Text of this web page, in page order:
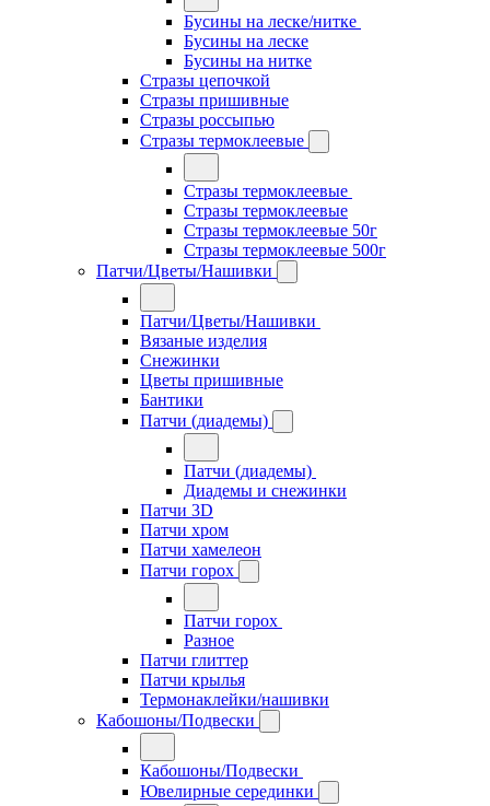
Бусины на леске/нитке
Бусины на леске
Бусины на нитке
Стразы цепочкой
Стразы пришивные
Стразы россыпью
Стразы термоклеевые
Стразы термоклеевые
Стразы термоклеевые
Стразы термоклеевые 50г
Стразы термоклеевые 500г
Патчи/Цветы/Нашивки
Патчи/Цветы/Нашивки
Вязаные изделия
Снежинки
Цветы пришивные
Бантики
Патчи (диадемы)
Патчи (диадемы)
Диадемы и снежинки
Патчи 3D
Патчи хром
Патчи хамелеон
Патчи горох
Патчи горох
Разное
Патчи глиттер
Патчи крылья
Термонаклейки/нашивки
Кабошоны/Подвески
Кабошоны/Подвески
Ювелирные серединки